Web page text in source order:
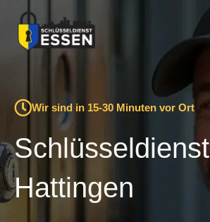
Inhalt
springen
Wir sind in 15-30 Minuten vor Ort
Schlüsseldienst
Hattingen